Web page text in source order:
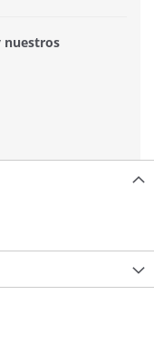
nuestros